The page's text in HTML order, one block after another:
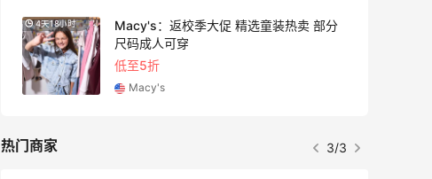
5天18小时
Space NK UK：美妆护肤大促！入Lisa
Eldridge、Hourglass、伊索等
新人首单享8折
Space NK UK
热门商家 1/3